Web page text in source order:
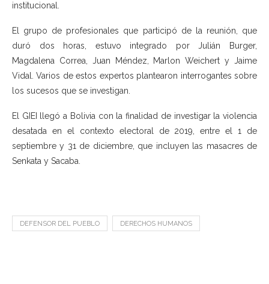
institucional.
El grupo de profesionales que participó de la reunión, que
duró dos horas, estuvo integrado por Julián Burger,
Magdalena Correa, Juan Méndez, Marlon Weichert y Jaime
Vidal. Varios de estos expertos plantearon interrogantes sobre
los sucesos que se investigan.
El GIEI llegó a Bolivia con la finalidad de investigar la violencia
desatada en el contexto electoral de 2019, entre el 1 de
septiembre y 31 de diciembre, que incluyen las masacres de
Senkata y Sacaba.
DEFENSOR DEL PUEBLO DERECHOS HUMANOS